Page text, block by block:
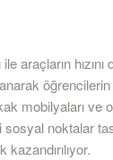
araçların
öğrencilerin
mobilyaları ve
noktalar